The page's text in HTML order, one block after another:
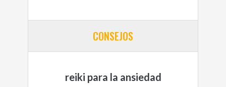
CONSEJOS
reiki para la ansiedad